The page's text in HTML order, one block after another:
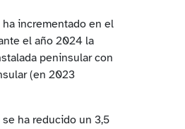
incrementado en el
el año 2024 la
peninsular con
(en 2023
ha reducido un 3,5